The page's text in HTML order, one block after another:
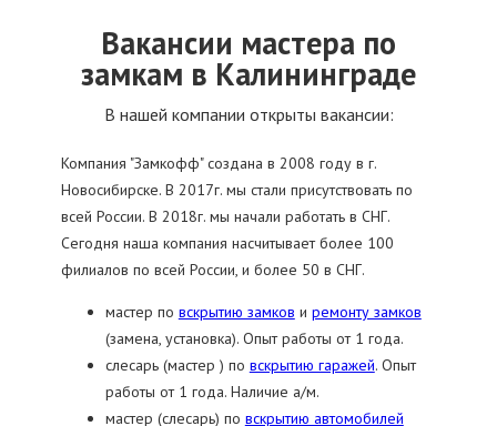
Вакансии мастера по
замкам в Калининграде
В нашей компании открыты вакансии:
Компания "Замкофф" создана в 2008 году в г.
Новосибирске. В 2017г. мы стали присутствовать по
всей России. В 2018г. мы начали работать в СНГ.
Сегодня наша компания насчитывает более 100
филиалов по всей России, и более 50 в СНГ.
мастер по вскрытию замков и ремонту замков
(замена, установка). Опыт работы от 1 года.
слесарь (мастер ) по вскрытию гаражей. Опыт
работы от 1 года. Наличие а/м.
мастер (слесарь) по вскрытию автомобилей